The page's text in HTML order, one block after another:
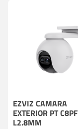
EZVIZ CAMARA
EXTERIOR PT
L2.8MM